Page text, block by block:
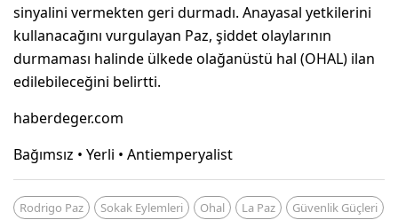
sinyalini vermekten geri durmadı. Anayasal yetkilerini
kullanacağını vurgulayan Paz, şiddet olaylarının
durmaması halinde ülkede olağanüstü hal (OHAL) ilan
edilebileceğini belirtti.
haberdeger.com
Bağımsız • Yerli • Antiemperyalist
Rodrigo Paz Sokak Eylemleri Ohal La Paz
Güvenlik Güçleri